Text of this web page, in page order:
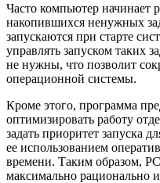
Часто компьютер начинает
накопившихся ненужных
запускаются при старте
управлять запуском таких
не нужны, что позволит
операционной системы.
Кроме этого, программа
оптимизировать работу
задать приоритет запуска
ее использованием
времени. Таким образом,
максимально рационально